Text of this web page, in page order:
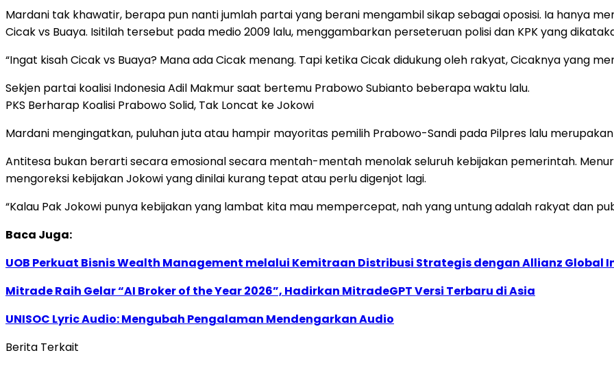
Mardani tak khawatir, berapa pun nanti jumlah partai yang berani mengambil sikap sebagai oposisi. Ia hanya
Cicak vs Buaya. Isitilah tersebut pada medio 2009 lalu, menggambarkan perseteruan polisi dan KPK yang
“Ingat kisah Cicak vs Buaya? Mana ada Cicak menang. Tapi ketika Cicak didukung oleh rakyat, Cicaknya yang
Sekjen partai koalisi Indonesia Adil Makmur saat bertemu Prabowo Subianto beberapa waktu lalu.
PKS Berharap Koalisi Prabowo Solid, Tak Loncat ke Jokowi
Mardani mengingatkan, puluhan juta atau hampir mayoritas pemilih Prabowo-Sandi pada Pilpres lalu
Antitesa bukan berarti secara emosional secara mentah-mentah menolak seluruh kebijakan pemerintah.
mengoreksi kebijakan Jokowi yang dinilai kurang tepat atau perlu digenjot lagi.
“Kalau Pak Jokowi punya kebijakan yang lambat kita mau mempercepat, nah yang untung adalah rakyat dan
Baca Juga:
UOB Perkuat Bisnis Wealth Management melalui Kemitraan Distribusi Strategis dengan Allianz Global
Mitrade Raih Gelar “AI Broker of the Year 2026”, Hadirkan MitradeGPT Versi Terbaru di Asia
UNISOC Lyric Audio: Mengubah Pengalaman Mendengarkan Audio
Berita Terkait